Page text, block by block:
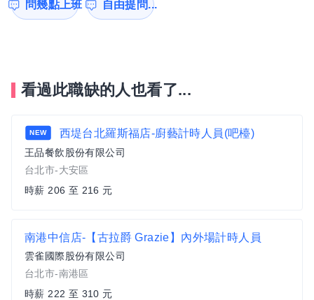
問幾點上班 自由提問...
看過此職缺的人也看了...
NEW 西堤台北羅斯福店-廚藝計時人員(吧檯)
王品餐飲股份有限公司
台北市-大安區
時薪 206 至 216 元
南港中信店-【古拉爵 Grazie】內外場計時人員
雲雀國際股份有限公司
台北市-南港區
時薪 222 至 310 元